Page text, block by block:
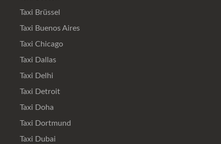
Taxi Brüssel
Taxi Buenos Aires
Taxi Chicago
Taxi Dallas
Taxi Delhi
Taxi Detroit
Taxi Doha
Taxi Dortmund
Taxi Dubai